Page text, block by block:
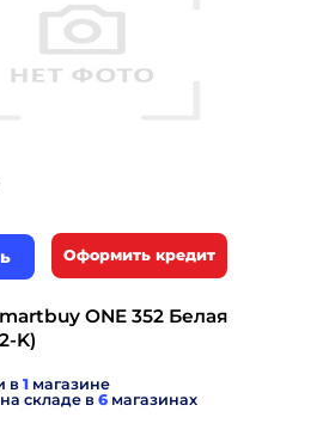
Оформить кредит
ONE 352 Белая
K)
в 1 магазине
складе в 6 магазинах